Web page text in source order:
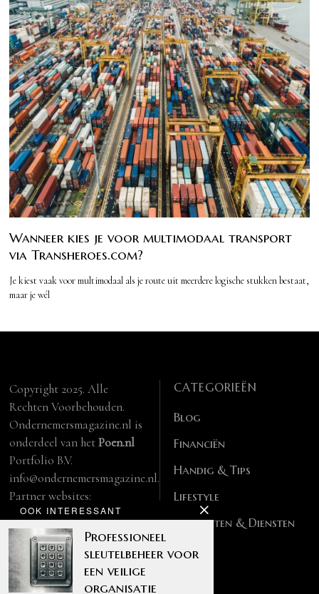
OOK INTERESSANT
Professioneel
sleutelbeheer voor
een veilige
organisatie
Wanneer kies je voor multimodaal transport
via Transheroes.com?
Je kiest vaak voor multimodaal als je route uit meerdere logische stukken bestaat,
maar je wél
Copyright 2025. Alle
Rechten Voorbehouden.
Ondernemersmagazine.nl is
onderdeel van hetPoen.nl
Portfolio B.V.
info@ondernemersmagazine.nl.
Partner websites:
manbase.nl
feitelijk.be
CATEGORIEËN
Blog
Financiën
Handig & Tips
Lifestyle
Producten & Diensten